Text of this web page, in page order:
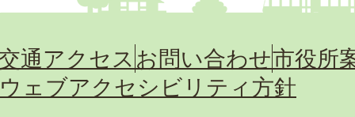
通アクセス お問い合わせ市役所
ウェブアクセシビリティ方針